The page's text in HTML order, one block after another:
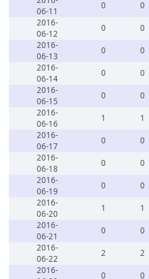
06-11
0 0
2016-
06-12
0 0
2016-
06-13
0 0
2016-
06-14
0 0
2016-
06-15
0 0
2016-
06-16
1 1
2016-
06-17
0 0
2016-
06-18
0 0
2016-
06-19
0 0
2016-
06-20
1 1
2016-
06-21
0 0
2016-
06-22
2 2
2016-
0 0